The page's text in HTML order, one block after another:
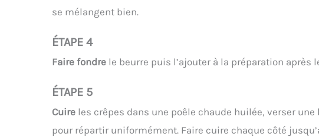
se mélangent bien.
ÉTAPE 4
Faire fondre le beurre puis l’ajouter à la préparation après
ÉTAPE 5
Cuire les crêpes dans une poêle chaude huilée, verser
pour répartir uniformément. Faire cuire chaque côté